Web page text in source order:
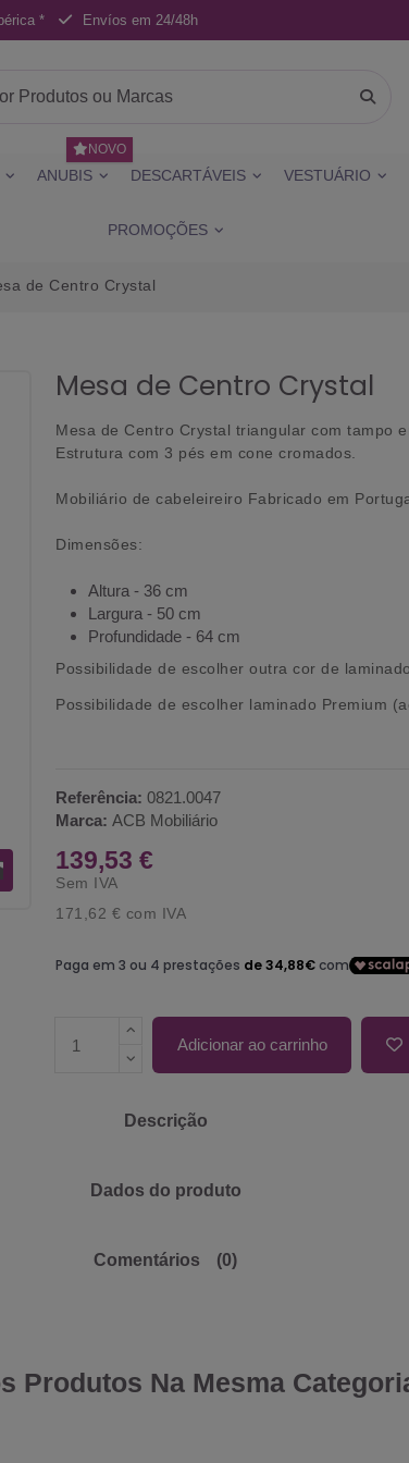
* Envíos em 24/48h
ANUBIS
NOVO
DESCARTÁVEIS VESTUÁRIO
PROMOÇÕES
de Centro Crystal
Mesa de Centro Crystal
Mesa de Centro Crystal triangular com tampo
Estrutura com 3 pés em cone cromados.
Mobiliário de cabeleireiro Fabricado em
Dimensões:
Altura - 36 cm
Largura - 50 cm
Profundidade - 64 cm
Possibilidade de escolher outra cor de
Possibilidade de escolher laminado Premium
Referência: 0821.0047
Marca: ACB Mobiliário
139,53 €
Sem IVA
171,62 € com IVA
Adicionar ao carrinho
Descrição
Dados do produto
Comentários
(0)
Produtos Na Mesma